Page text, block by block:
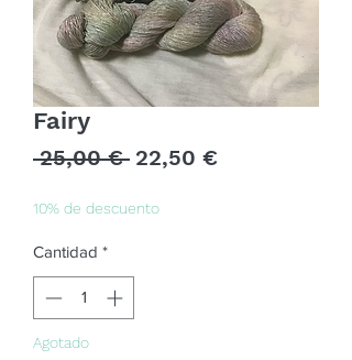
Fairy
25,00 € Precio
22,50 €Precio
10% de descuento
Cantidad *
Agotado